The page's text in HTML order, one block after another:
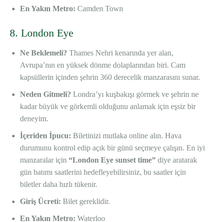
En Yakın Metro: Camden Town
8. London Eye
Ne Beklemeli? Thames Nehri kenarında yer alan,
Avrupa’nın en yüksek dönme dolaplarından biri. Cam
kapsüllerin içinden şehrin 360 derecelik manzarasını sunar.
Neden Gitmeli? Londra’yı kuşbakışı görmek ve şehrin ne
kadar büyük ve görkemli olduğunu anlamak için eşsiz bir
deneyim.
İçeriden İpucu: Biletinizi mutlaka online alın. Hava
durumunu kontrol edip açık bir günü seçmeye çalışın. En iyi
manzaralar için “London Eye sunset time” diye aratarak
gün batımı saatlerini hedefleyebilirsiniz, bu saatler için
biletler daha hızlı tükenir.
Giriş Ücreti: Bilet gereklidir.
En Yakın Metro: Waterloo